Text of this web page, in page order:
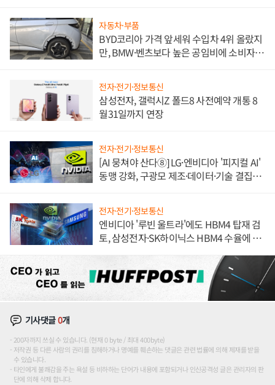
자동차·부품
BYD코리아 가격 앞세워 수입차 4위 올랐지
만, BMW·벤츠보다 높은 공임비에 소비자
전자·전기·정보통신
삼성전자, 갤럭시Z 폴드8 사전예약 개통 8
월31일까지 연장
전자·전기·정보통신
[AI 뭉쳐야 산다⑧] LG·엔비디아 '피지컬 AI'
동맹 강화, 구광모 제조·데이터·기술 결집
전자·전기·정보통신
엔비디아 '루빈 울트라'에도 HBM4 탑재 검
토, 삼성전자·SK하이닉스 HBM4 수율에 주
기사댓글0개
200자까지 쓰실 수 있습니다. (현재 0 byte / 최대 400byte)
저작권 등 다른 사람의 권리를 침해하거나 명예를 훼손하는 댓글은 관련 법률에 의해 제재를 받을
수 있습니다.
타인에게 불쾌감을 주는 욕설 등 비하하는 단어가 내용에 포함되거나 인신공격성 글은 관리자의 판
단에 의해 삭제 합니다.